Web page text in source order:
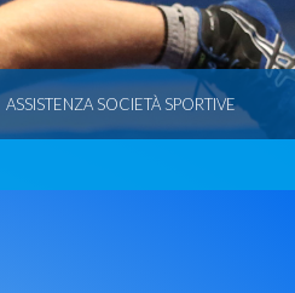
ASSISTENZA SOCIETÀ SPORTIVE